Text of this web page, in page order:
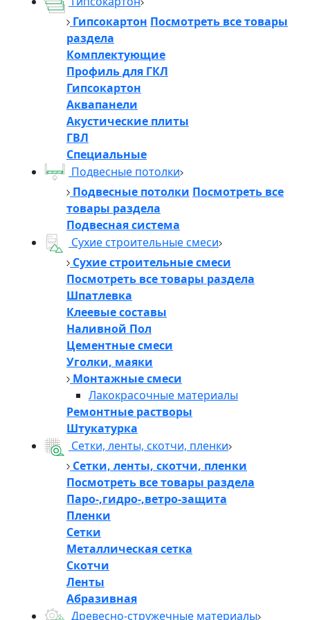
Гипсокартон Посмотреть все товары
раздела
Комплектующие
Профиль для ГКЛ
Гипсокартон
Аквапанели
Акустические плиты
ГВЛ
Специальные
Подвесные потолки
Подвесные потолки Посмотреть все
товары раздела
Подвесная система
Сухие строительные смеси
Сухие строительные смеси
Посмотреть все товары раздела
Шпатлевка
Клеевые составы
Наливной Пол
Цементные смеси
Уголки, маяки
Монтажные смеси
Лакокрасочные материалы
Ремонтные растворы
Штукатурка
Сетки, ленты, скотчи, пленки
Сетки, ленты, скотчи, пленки
Посмотреть все товары раздела
Паро-,гидро-,ветро-защита
Пленки
Сетки
Металлическая сетка
Скотчи
Ленты
Абразивная
Древесно-стружечные материалы